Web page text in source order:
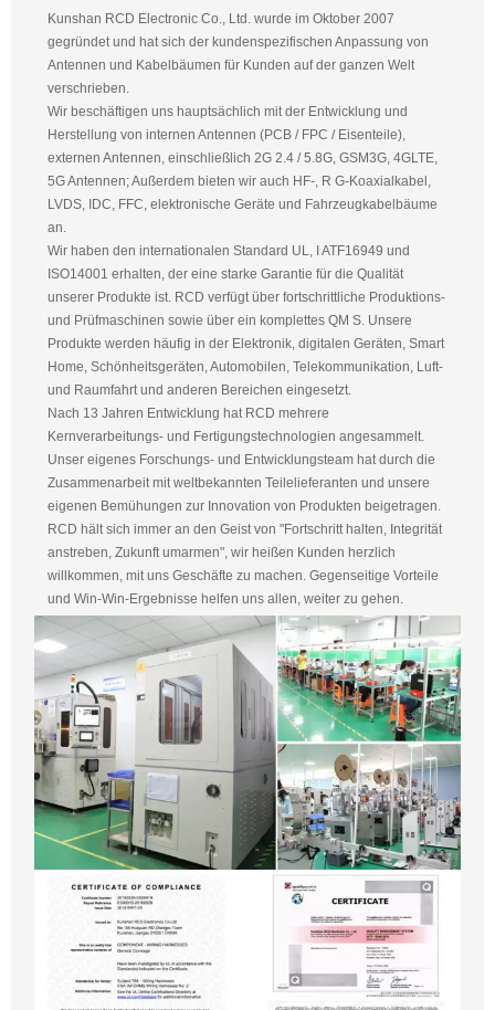
Kunshan RCD Electronic Co., Ltd. wurde im Oktober 2007
gegründet und hat sich der kundenspezifischen Anpassung von
Antennen und Kabelbäumen für Kunden auf der ganzen Welt
verschrieben.
Wir beschäftigen uns hauptsächlich mit der Entwicklung und
Herstellung von internen Antennen (PCB / FPC / Eisenteile),
externen Antennen, einschließlich 2G 2.4 / 5.8G, GSM3G, 4GLTE,
5G Antennen; Außerdem bieten wir auch HF-, R G-Koaxialkabel,
LVDS, IDC, FFC, elektronische Geräte und Fahrzeugkabelbäume
an.
Wir haben den internationalen Standard UL, I ATF16949 und
ISO14001 erhalten, der eine starke Garantie für die Qualität
unserer Produkte ist. RCD verfügt über fortschrittliche Produktions-
und Prüfmaschinen sowie über ein komplettes QM S. Unsere
Produkte werden häufig in der Elektronik, digitalen Geräten, Smart
Home, Schönheitsgeräten, Automobilen, Telekommunikation, Luft-
und Raumfahrt und anderen Bereichen eingesetzt.
Nach 13 Jahren Entwicklung hat RCD mehrere
Kernverarbeitungs- und Fertigungstechnologien angesammelt.
Unser eigenes Forschungs- und Entwicklungsteam hat durch die
Zusammenarbeit mit weltbekannten Teilelieferanten und unsere
eigenen Bemühungen zur Innovation von Produkten beigetragen.
RCD hält sich immer an den Geist von "Fortschritt halten, Integrität
anstreben, Zukunft umarmen", wir heißen Kunden herzlich
willkommen, mit uns Geschäfte zu machen. Gegenseitige Vorteile
und Win-Win-Ergebnisse helfen uns allen, weiter zu gehen.